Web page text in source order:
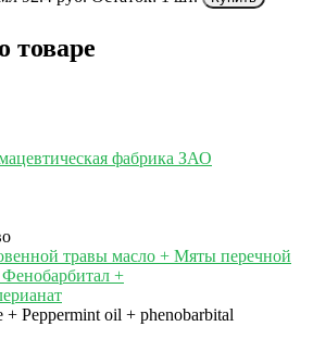
товаре
фабрика ЗАО
травы масло + Мяты перечной
+
+ Peppermint oil + phenobarbital